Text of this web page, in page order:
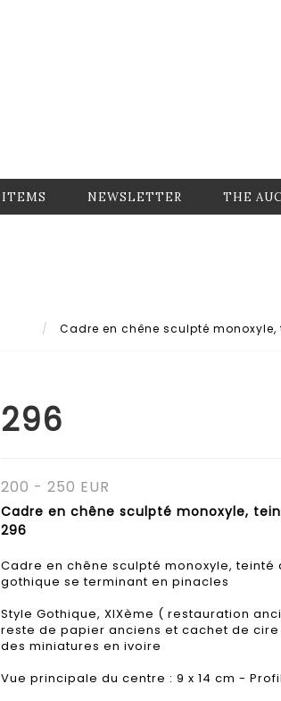
NEWSLETTER THE
Cadre en chêne sculpté
296
200 - 250 EUR
Cadre en chêne sculpté monoxyle,
296
Cadre en chêne sculpté monoxyle,
gothique se terminant en pinacles
Style Gothique, XIXème ( restauration
reste de papier anciens et cachet de
des miniatures en ivoire
Vue principale du centre : 9 x 14 cm -